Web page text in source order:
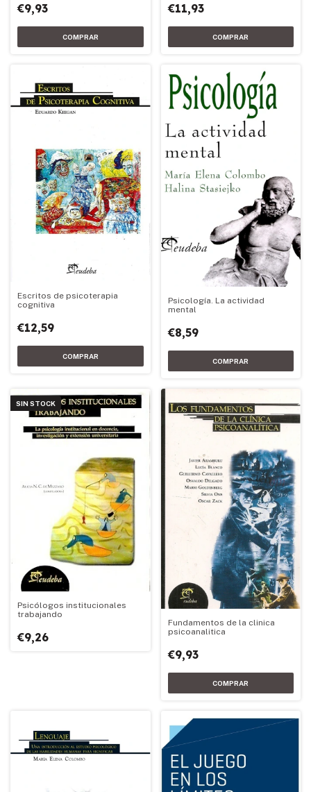
€9,93 €11,93
Escritos de psicoterapia
cognitiva
€12,59
Psicología. La actividad
mental
€8,59
SIN STOCK
Psicólogos institucionales
trabajando
€9,26
Fundamentos de la clinica
psicoanalitica
€9,93